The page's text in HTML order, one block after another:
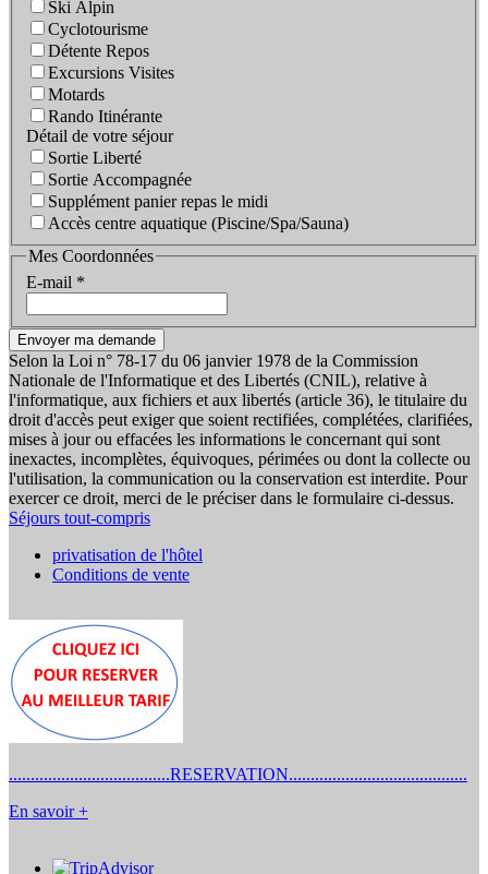
Ski Alpin
Cyclotourisme
Détente Repos
Excursions Visites
Motards
Rando Itinérante
Détail de votre séjour
Sortie Liberté
Sortie Accompagnée
Supplément panier repas le midi
Accès centre aquatique (Piscine/Spa/Sauna)
Mes Coordonnées
E-mail *
Selon la Loi n° 78-17 du 06 janvier 1978 de la Commission
Nationale de l'Informatique et des Libertés (CNIL), relative à
l'informatique, aux fichiers et aux libertés (article 36), le titulaire du
droit d'accès peut exiger que soient rectifiées, complétées, clarifiées,
mises à jour ou effacées les informations le concernant qui sont
inexactes, incomplètes, équivoques, périmées ou dont la collecte ou
l'utilisation, la communication ou la conservation est interdite. Pour
exercer ce droit, merci de le préciser dans le formulaire ci-dessus.
Séjours tout-compris
privatisation de l'hôtel
Conditions de vente
.....................................RESERVATION.........................................
En savoir +